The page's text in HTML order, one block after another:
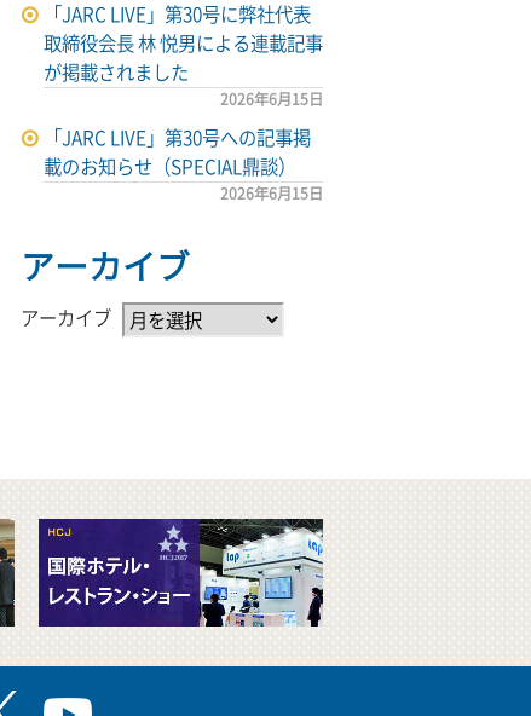
「JARC LIVE」第30号に弊社代表
取締役会長 林 悦男による連載記事
が掲載されました
2026年6月15日
「JARC LIVE」第30号への記事掲
載のお知らせ（SPECIAL鼎談）
2026年6月15日
アーカイブ
アーカイブ